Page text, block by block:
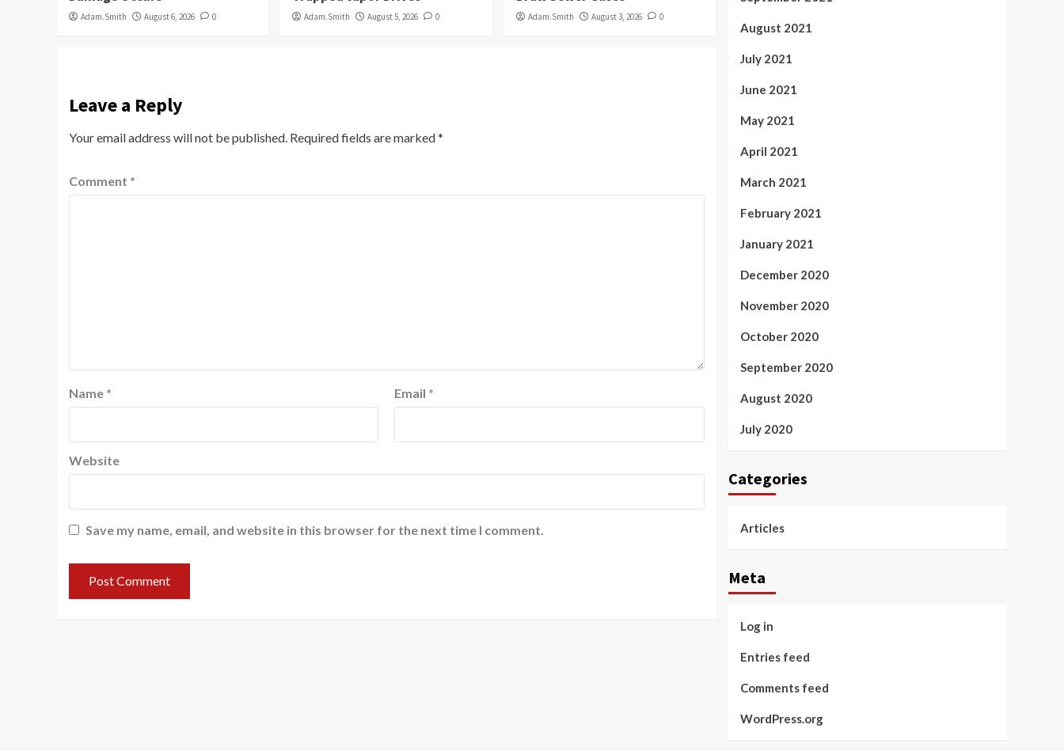
Adam.Smith August 6, 2026 0 Adam.Smith August 5, 2026 0 Adam.Smith August 3, 2026 0
Leave a Reply
Your email address will not be published. Required fields are marked*
Comment *
Name * Email *
Website
Save my name, email, and website in this browser for the next time I comment.
August 2021
July 2021
June 2021
May 2021
April 2021
March 2021
February 2021
January 2021
December 2020
November 2020
October 2020
September 2020
August 2020
July 2020
Categories
Articles
Meta
Log in
Entries feed
Comments feed
WordPress.org